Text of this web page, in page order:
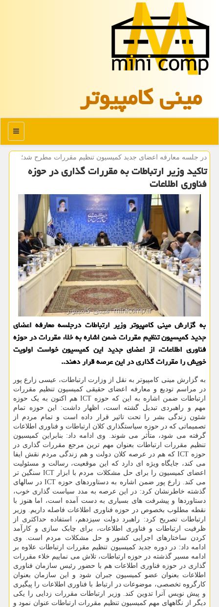
مینی كامپیوتر
منو
در جلسه معارفه اعضای جدید كمیسیون تنظیم مقررات مطرح شد؛
تاکید وزیر ارتباطات به مقررات گذاری در حوزه
فناوری اطلاعات
به گزارش مینی کامپیوتر وزیر ارتباطات درجلسه معارفه اعضای
جدید کمیسیون تنظیم مقررات ضمن اشاره به خلاء مقررات در حوزه
فناوری اطلاعات، از اعضای جدید این کمیسیون خواست اولویت
خویش را مقررات گذاری در این عرصه قرار دهند..
به گزارش مینی کامپیوتر به نقل از وزارت ارتباطات، عیسی زارع پور
در مراسم تودیع و معارفه اعضای حقیقی کمیسیون تنظیم مقررات
ارتباطات ضمن اشاره به این که حوزه ICT هم اکنون به یک حوزه
مهم و راهبردی تبدیل گشته است، اظهار داشت: این حوزه تمام
شئون زندگی بشر را تحت تاثیر قرار داده است و تمام مردم از
تصمیماتی که در حوزه سیاستگذاری کلان ارتباطات و فناوری اطلاعات
گرفته می شود، متأثر می شوند. وی ادامه داد: بنابراین کمیسیون
تنظیم مقررات ارتباطات بعنوان مهم ترین مرجع مقررات گذاری در
حوزه ICT که هم در عرصه کلان دولت و هم زندگی مردم نقش ایفا
می کند، جایگاه ویژه ای دارد که این موقعیت، رسالت و مسئولیت
اعضای کمیسیون را برای حل مشکلات مردم با ابزار ICT سنگین تر
می کند. زارع پور ضمن اشاره به دستاوردهای حوزه ICT در سالهای
گذشته خاطرنشان کرد: در این عرصه به مدد سیاست گذاری خوب،
دستاوردها و پیشرفت های بسیاری به دست آمده است، اما هنوز با
نقطه مطلوب بخصوص در حوزه فناوری اطلاعات فاصله داریم. وزیر
ارتباطات تصریح کرد: راهبرد دولت سیزدهم، استفاده حداکثری از
ظرفیت ارتباطات و فناوری اطلاعات، برای چابک سازی و کارآمد
کردن ساختارهای اجرایی کشور و حل مشکلات مردم است. وی
ادامه داد: در دوره جدید کمیسیون تنظیم مقررات ارتباطات علاوه بر
ادامه مسیر گذشته در حوزه ارتباطات، تلاش می نماییم خلاء مقررات
گذاری در حوزه فناوری اطلاعات هم با حضور رئیس سازمان فناوری
اطلاعات بعنوان عضو کمیسیون جبران شود و این سازمان بعنوان
کارگروه تخصصی، موضوعات در ارتباط با فناوری اطلاعات را پیگیری
و پیش نویس آنرا تدوین کند. وزیر ارتباطات مقررات زدایی را یکی
دیگر از نگاههای مهم کمیسیون تنظیم مقررات ارتباطات عنوان نمود و